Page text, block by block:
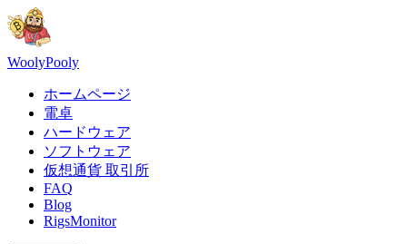
WoolyPooly
ホームページ
電卓
ハードウェア
ソフトウェア
仮想通貨 取引所
FAQ
Blog
RigsMonitor